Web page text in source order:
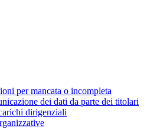
per mancata o incompleta
dei dati da parte dei titolari
dirigenziali